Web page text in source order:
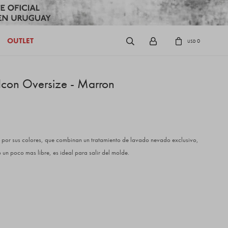
OUTLET USD0
Oversize - Marron
sus colores, que combinan un tratamiento de lavado nevado exclusivo,
poco mas libre, es ideal para salir del molde.